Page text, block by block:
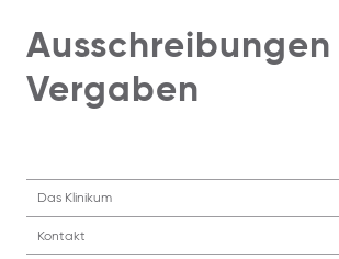
Ausschreibungen
Vergaben
Das Klinikum
Kontakt